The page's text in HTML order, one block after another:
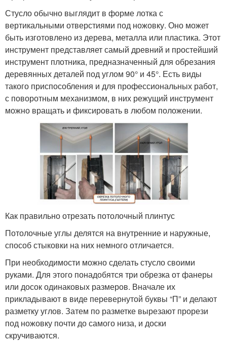
Стусло обычно выглядит в форме лотка с
вертикальными отверстиями под ножовку. Оно может
быть изготовлено из дерева, металла или пластика. Этот
инструмент представляет самый древний и простейший
инструмент плотника, предназначенный для обрезания
деревянных деталей под углом 90° и 45°. Есть виды
такого приспособления и для профессиональных работ,
с поворотным механизмом, в них режущий инструмент
можно вращать и фиксировать в любом положении.
Как правильно отрезать потолочный плинтус
Потолочные углы делятся на внутренние и наружные,
способ стыковки на них немного отличается.
При необходимости можно сделать стусло своими
руками. Для этого понадобятся три обрезка от фанеры
или досок одинаковых размеров. Вначале их
прикладывают в виде перевернутой буквы “П” и делают
разметку углов. Затем по разметке вырезают прорези
под ножовку почти до самого низа, и доски
скручиваются.